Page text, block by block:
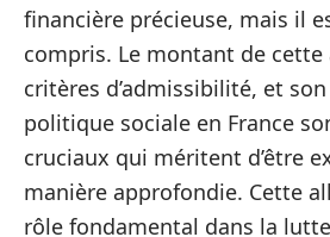
financière précieuse, mais il
compris. Le montant de
critères d’admissibilité, et
politique sociale en France
cruciaux qui méritent d’être
manière approfondie. Cette
rôle fondamental dans la